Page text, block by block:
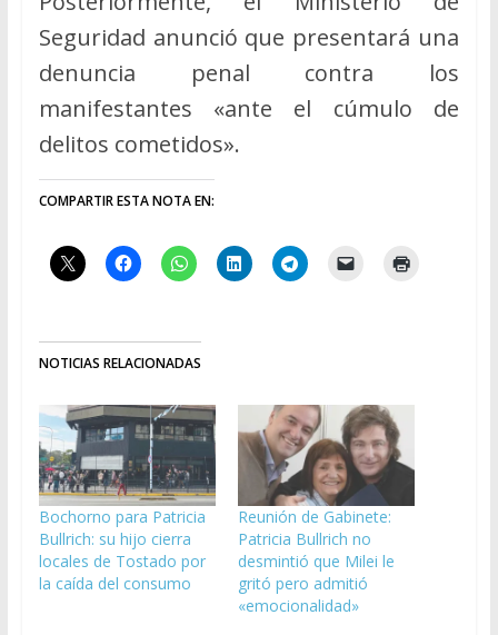
Seguridad anunció que presentará una
denuncia penal contra los
manifestantes «ante el cúmulo de
delitos cometidos».
COMPARTIR ESTA NOTA EN:
NOTICIAS RELACIONADAS
Bochorno para Patricia
Bullrich: su hijo cierra
locales de Tostado por
la caída del consumo
Reunión de Gabinete:
Patricia Bullrich no
desmintió que Milei le
gritó pero admitió
«emocionalidad»